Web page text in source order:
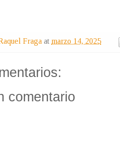
Fraga at marzo 14, 2025
comentario